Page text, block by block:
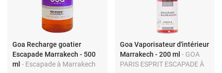
Goa Recharge goatier
Escapade Marrakech - 500
ml - Escapade à Marrakech
Goa Vaporisateur d'intérieur
Marrakech - 200 ml - GOA
PARIS ESPRIT ESCAPADE À